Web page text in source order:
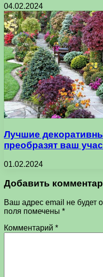
04.02.2024
Лучшие
преобразят ваш
01.02.2024
Добавить
Ваш адрес email не будет
поля помечены *
Комментарий *